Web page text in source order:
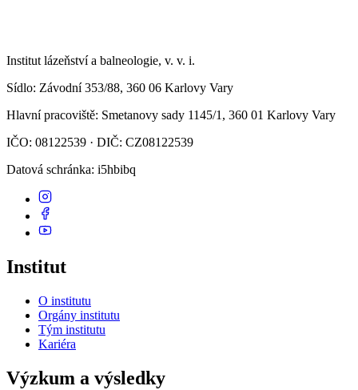
Institut lázeňství a balneologie, v. v. i.
Sídlo: Závodní 353/88, 360 06 Karlovy Vary
Hlavní pracoviště: Smetanovy sady 1145/1, 360 01 Karlovy Vary
IČO: 08122539 · DIČ: CZ08122539
Datová schránka: i5hbibq
Institut
O institutu
Orgány institutu
Tým institutu
Kariéra
Výzkum a výsledky